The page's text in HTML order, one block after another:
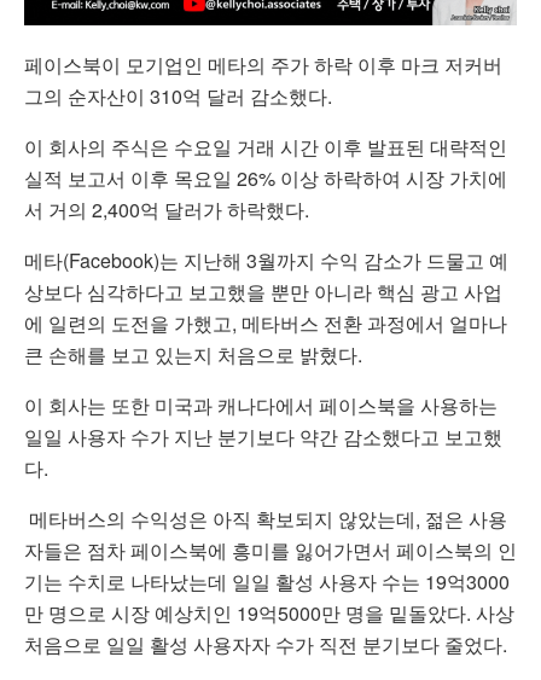
페이스북이 모기업인 메타의 주가 하락 이후 마크 저커버
그의 순자산이 310억 달러 감소했다.
이 회사의 주식은 수요일 거래 시간 이후 발표된 대략적인
실적 보고서 이후 목요일 26% 이상 하락하여 시장 가치에
서 거의 2,400억 달러가 하락했다.
메타(Facebook)는 지난해 3월까지 수익 감소가 드물고 예
상보다 심각하다고 보고했을 뿐만 아니라 핵심 광고 사업
에 일련의 도전을 가했고, 메타버스 전환 과정에서 얼마나
큰 손해를 보고 있는지 처음으로 밝혔다.
이 회사는 또한 미국과 캐나다에서 페이스북을 사용하는
일일 사용자 수가 지난 분기보다 약간 감소했다고 보고했
다.
메타버스의 수익성은 아직 확보되지 않았는데, 젊은 사용
자들은 점차 페이스북에 흥미를 잃어가면서 페이스북의 인
기는 수치로 나타났는데 일일 활성 사용자 수는 19억3000
만 명으로 시장 예상치인 19억5000만 명을 밑돌았다. 사상
처음으로 일일 활성 사용자자 수가 직전 분기보다 줄었다.